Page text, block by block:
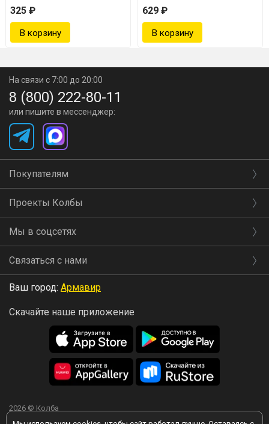
325 ₽
629 ₽
На связи с 7:00 до 20:00
8 (800) 222-80-11
или пишите в мессенджер:
Покупателям
Проекты Колбы
Мы в соцсетях
Связаться с нами
Ваш город: Армавир
Скачайте наше приложение
2026 © Колба